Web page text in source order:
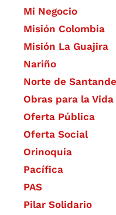
Mi Negocio
Misión Colombia
Misión La Guajira
Nariño
Norte de
Obras para la Vida
Oferta Pública
Oferta Social​​
Orinoquia
Pacífica
PAS
Pilar Solidario